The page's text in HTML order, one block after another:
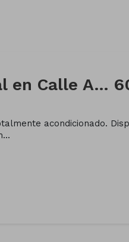
Local comercial en Calle AREAL
acondicionado.